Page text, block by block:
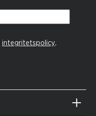
integritetspolicy.